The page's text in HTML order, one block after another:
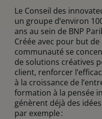
Le Conseil des
un groupe d’environ
ans au sein de BNP
Créée avec pour but
communauté se
de solutions créatives
client, renforcer
à la croissance de
formation à la pensée
génèrent déjà des
par exemple :